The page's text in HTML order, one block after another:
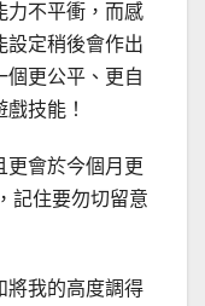
力不平衝，而感
設定稍後會作出
個更公平、更自
技能！
更會於今個月更
記住要勿切留意
將我的高度調得